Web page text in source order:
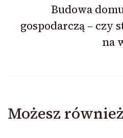
Budowa
gospodarczą – czy
na
Możesz